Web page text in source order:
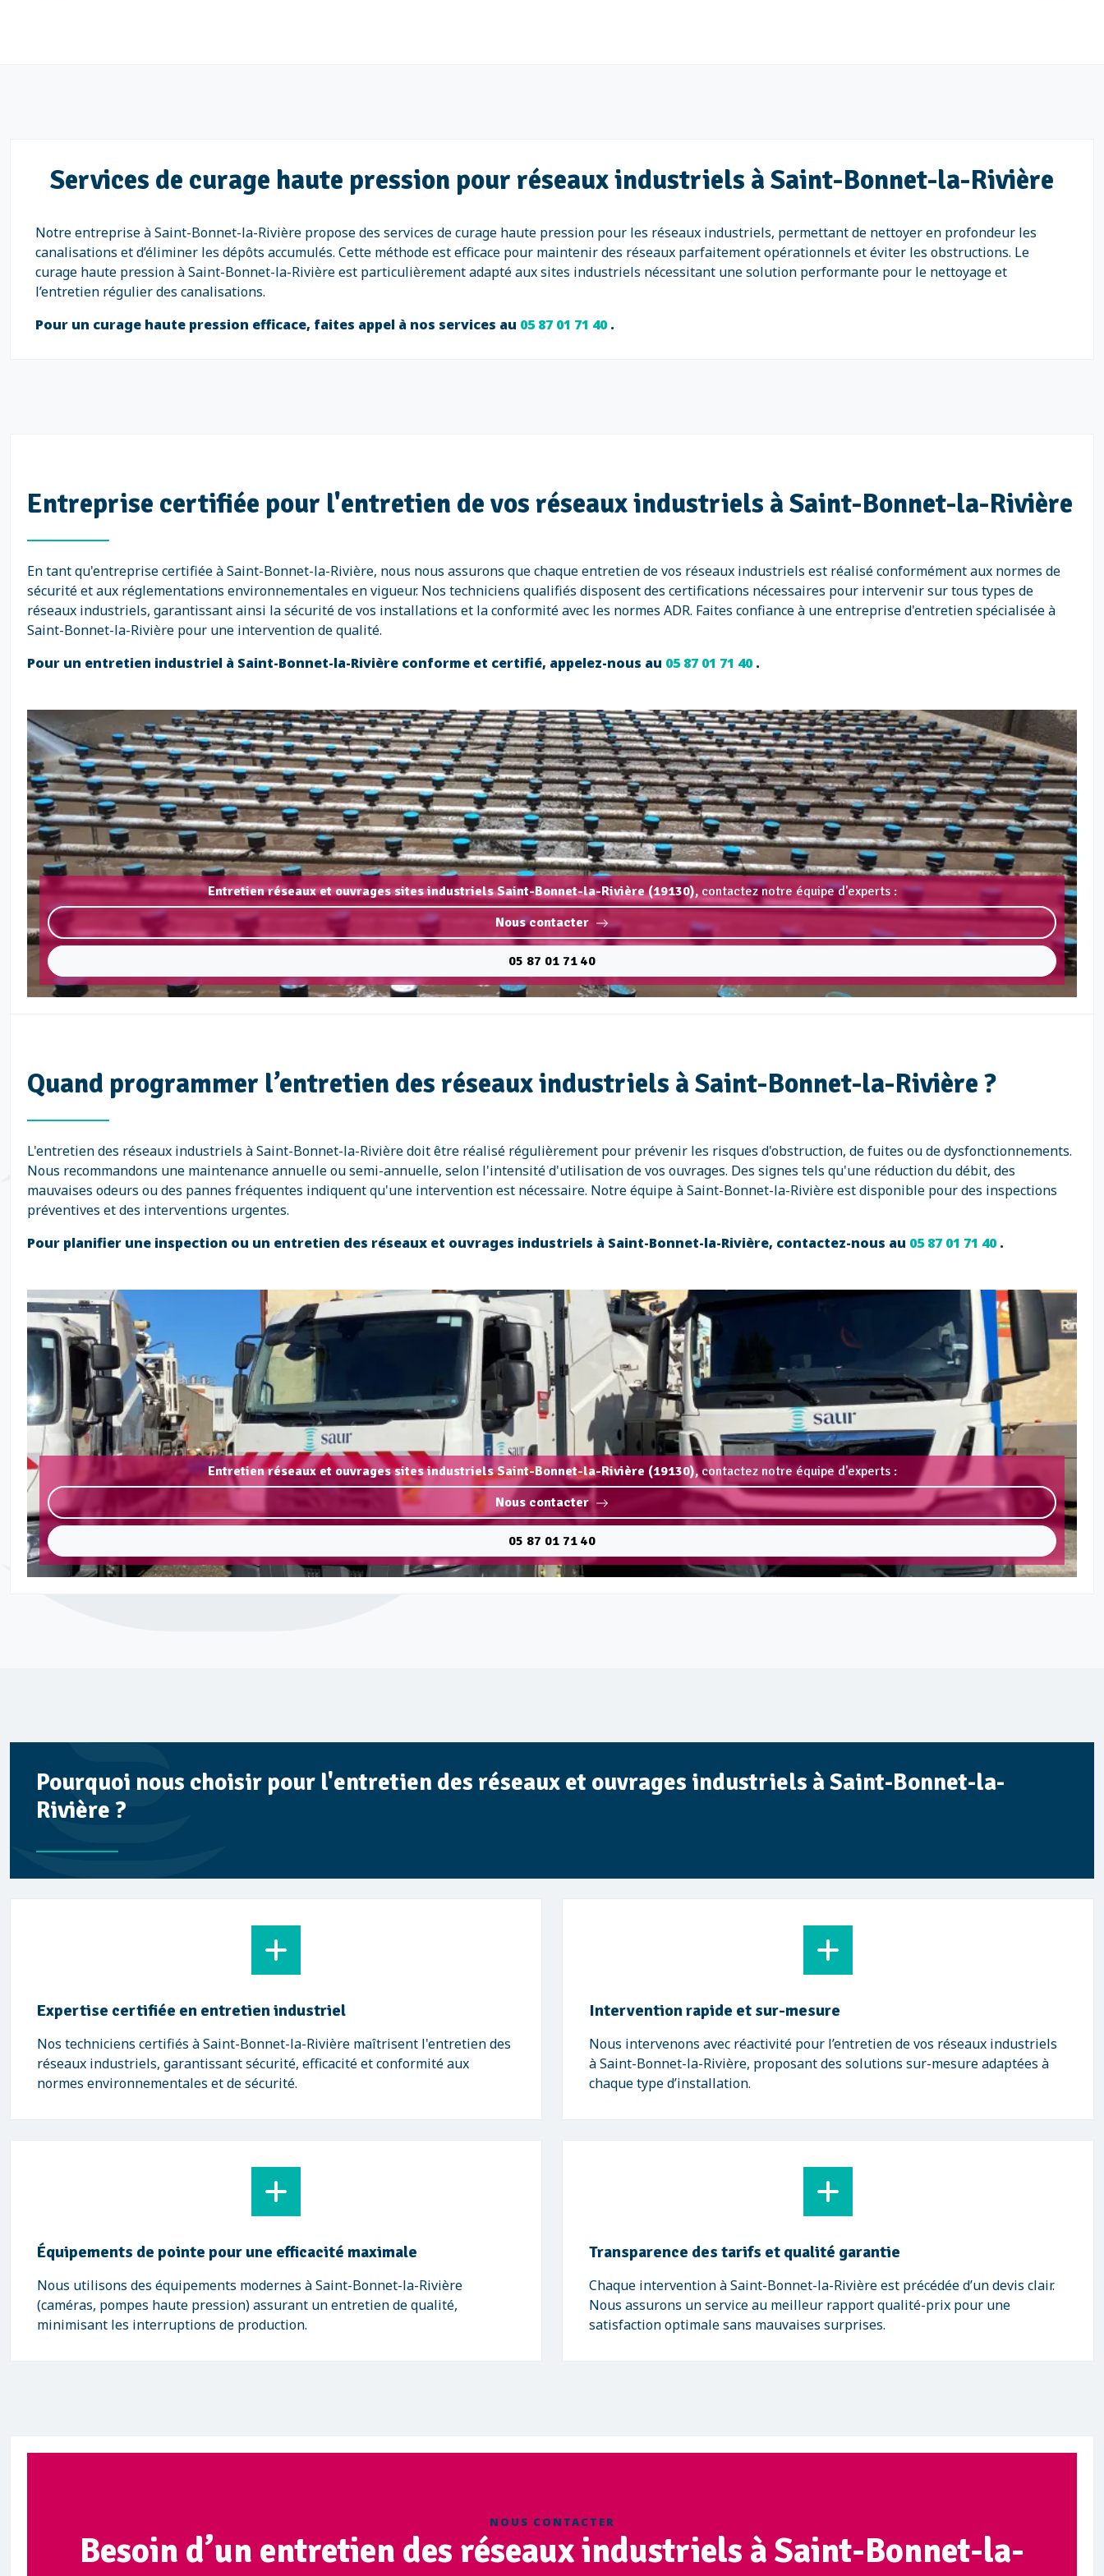
Services de curage haute pression pour réseaux industriels à Saint-Bonnet-la-Rivière
Notre entreprise à Saint-Bonnet-la-Rivière propose des services de curage haute pression pour les réseaux industriels, permettant de nettoyer en profondeur les
canalisations et d’éliminer les dépôts accumulés. Cette méthode est efficace pour maintenir des réseaux parfaitement opérationnels et éviter les obstructions. Le
curage haute pression à Saint-Bonnet-la-Rivière est particulièrement adapté aux sites industriels nécessitant une solution performante pour le nettoyage et
l’entretien régulier des canalisations.
Pour un curage haute pression efficace, faites appel à nos services au 05 87 01 71 40.
Entreprise certifiée pour l'entretien de vos réseaux industriels à Saint-Bonnet-la-Rivière
En tant qu'entreprise certifiée à Saint-Bonnet-la-Rivière, nous nous assurons que chaque entretien de vos réseaux industriels est réalisé conformément aux normes de
sécurité et aux réglementations environnementales en vigueur. Nos techniciens qualifiés disposent des certifications nécessaires pour intervenir sur tous types de
réseaux industriels, garantissant ainsi la sécurité de vos installations et la conformité avec les normes ADR. Faites confiance à une entreprise d'entretien spécialisée à
Saint-Bonnet-la-Rivière pour une intervention de qualité.
Pour un entretien industriel à Saint-Bonnet-la-Rivière conforme et certifié, appelez-nous au 05 87 01 71 40.
Entretien réseaux et ouvrages sites industriels Saint-Bonnet-la-Rivière (19130), contactez notre équipe d'experts :
Nous contacter
05 87 01 71 40
Quand programmer l’entretien des réseaux industriels à Saint-Bonnet-la-Rivière ?
L'entretien des réseaux industriels à Saint-Bonnet-la-Rivière doit être réalisé régulièrement pour prévenir les risques d'obstruction, de fuites ou de dysfonctionnements.
Nous recommandons une maintenance annuelle ou semi-annuelle, selon l'intensité d'utilisation de vos ouvrages. Des signes tels qu'une réduction du débit, des
mauvaises odeurs ou des pannes fréquentes indiquent qu'une intervention est nécessaire. Notre équipe à Saint-Bonnet-la-Rivière est disponible pour des inspections
préventives et des interventions urgentes.
Pour planifier une inspection ou un entretien des réseaux et ouvrages industriels à Saint-Bonnet-la-Rivière, contactez-nous au 05 87 01 71 40.
Entretien réseaux et ouvrages sites industriels Saint-Bonnet-la-Rivière (19130), contactez notre équipe d'experts :
Nous contacter
05 87 01 71 40
Pourquoi nous choisir pour l'entretien des réseaux et ouvrages industriels à Saint-Bonnet-la-
Rivière ?
Expertise certifiée en entretien industriel
Nos techniciens certifiés à Saint-Bonnet-la-Rivière maîtrisent l'entretien des
réseaux industriels, garantissant sécurité, efficacité et conformité aux
normes environnementales et de sécurité.
Intervention rapide et sur-mesure
Nous intervenons avec réactivité pour l’entretien de vos réseaux industriels
à Saint-Bonnet-la-Rivière, proposant des solutions sur-mesure adaptées à
chaque type d’installation.
Équipements de pointe pour une efficacité maximale
Nous utilisons des équipements modernes à Saint-Bonnet-la-Rivière
(caméras, pompes haute pression) assurant un entretien de qualité,
minimisant les interruptions de production.
Transparence des tarifs et qualité garantie
Chaque intervention à Saint-Bonnet-la-Rivière est précédée d’un devis clair.
Nous assurons un service au meilleur rapport qualité-prix pour une
satisfaction optimale sans mauvaises surprises.
NOUS CONTACTER
Besoin d’un entretien des réseaux industriels à Saint-Bonnet-la-